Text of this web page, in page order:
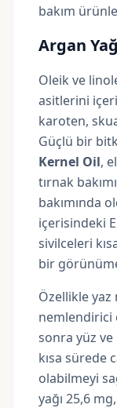
bakım
Argan
Oleik ve
asitlerini
karoten,
Güçlü bir
Kernel Oil,
tırnak
bakımında
içerisindeki
sivilceleri
bir
Özellikle
nemlendirici
sonra yüz ve
kısa sürede
olabilmeyi
yağı 25,6 mg,